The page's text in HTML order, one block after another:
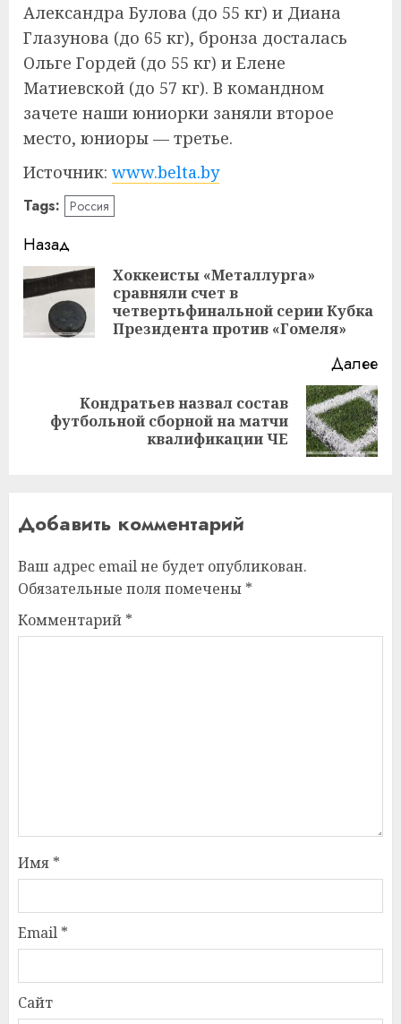
Александра Булова (до 55 кг) и Диана
Глазунова (до 65 кг), бронза досталась
Ольге Гордей (до 55 кг) и Елене
Матиевской (до 57 кг). В командном
зачете наши юниорки заняли второе
место, юниоры — третье.
Источник: www.belta.by
Tags: Россия
Навигация
записи
Назад
Хоккеисты «Металлурга»
сравняли счет в
четвертьфинальной серии Кубка
Президента против «Гомеля»
Далее
Следующая
Кондратьев назвал состав
футбольной сборной на матчи
квалификации ЧЕ
Добавить комментарий
Ваш адрес email не будет опубликован.
Обязательные поля помечены *
Комментарий *
Имя *
Email *
Сайт